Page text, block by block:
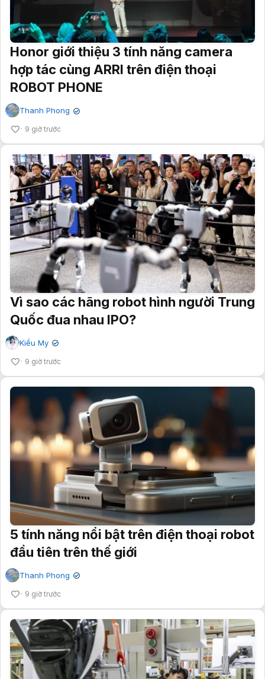
Honor giới thiệu 3 tính năng camera
hợp tác cùng ARRI trên điện thoại
ROBOT PHONE
Thanh Phong ✔
9 giờ trước
Vì sao các hãng robot hình người Trung
Quốc đua nhau IPO?
Kiều My ✔
9 giờ trước
5 tính năng nổi bật trên điện thoại robot
đầu tiên trên thế giới
Thanh Phong ✔
9 giờ trước